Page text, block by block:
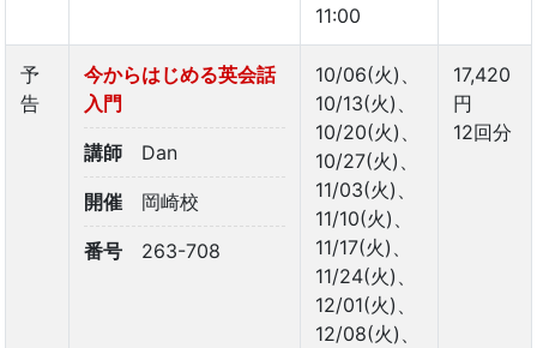
11:00
予
告
今からはじめる英会話
入門
講師 Dan
開催 岡崎校
番号 263-708
10/06(火)、
10/13(火)、
10/20(火)、
10/27(火)、
11/03(火)、
11/10(火)、
11/17(火)、
11/24(火)、
12/01(火)、
12/08(火)、
17,420
円
12回分